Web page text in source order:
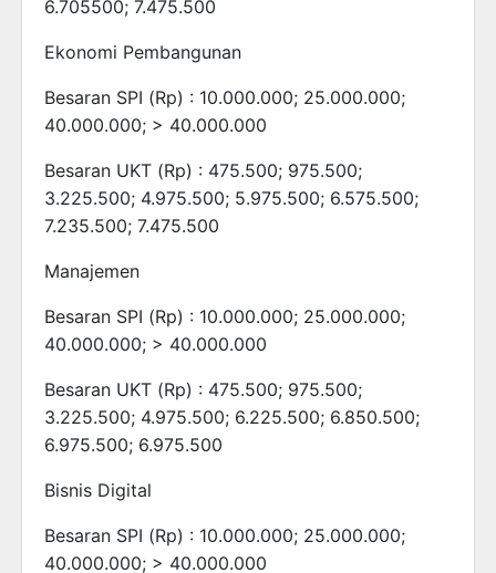
6.705500; 7.475.500
Ekonomi Pembangunan
Besaran SPI (Rp) : 10.000.000; 25.000.000;
40.000.000; > 40.000.000
Besaran UKT (Rp) : 475.500; 975.500;
3.225.500; 4.975.500; 5.975.500; 6.575.500;
7.235.500; 7.475.500
Manajemen
Besaran SPI (Rp) : 10.000.000; 25.000.000;
40.000.000; > 40.000.000
Besaran UKT (Rp) : 475.500; 975.500;
3.225.500; 4.975.500; 6.225.500; 6.850.500;
6.975.500; 6.975.500
Bisnis Digital
Besaran SPI (Rp) : 10.000.000; 25.000.000;
40.000.000; > 40.000.000